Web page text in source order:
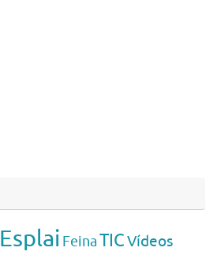
Esplai FeinaTICVídeos